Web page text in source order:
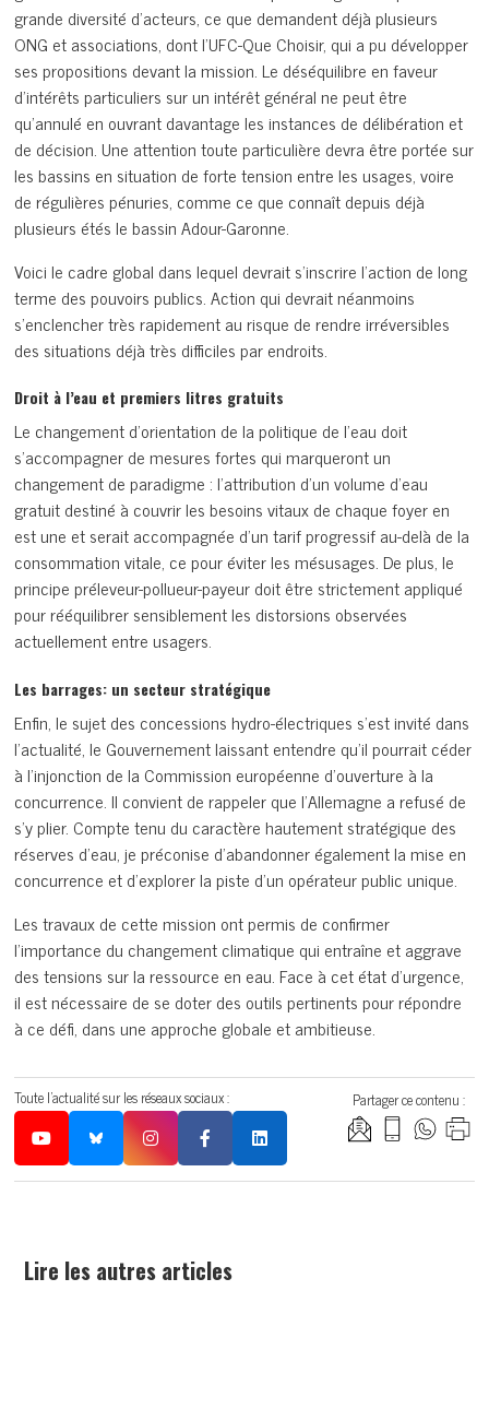
grande diversité d’acteurs, ce que demandent déjà plusieurs
ONG et associations, dont l’UFC-Que Choisir, qui a pu développer
ses propositions devant la mission. Le déséquilibre en faveur
d’intérêts particuliers sur un intérêt général ne peut être
qu’annulé en ouvrant davantage les instances de délibération et
de décision. Une attention toute particulière devra être portée sur
les bassins en situation de forte tension entre les usages, voire
de régulières pénuries, comme ce que connaît depuis déjà
plusieurs étés le bassin Adour-Garonne.
Voici le cadre global dans lequel devrait s’inscrire l’action de long
terme des pouvoirs publics. Action qui devrait néanmoins
s’enclencher très rapidement au risque de rendre irréversibles
des situations déjà très difficiles par endroits.
Droit à l’eau et premiers litres gratuits
Le changement d’orientation de la politique de l’eau doit
s’accompagner de mesures fortes qui marqueront un
changement de paradigme : l’attribution d’un volume d’eau
gratuit destiné à couvrir les besoins vitaux de chaque foyer en
est une et serait accompagnée d’un tarif progressif au-delà de la
consommation vitale, ce pour éviter les mésusages. De plus, le
principe préleveur-pollueur-payeur doit être strictement appliqué
pour rééquilibrer sensiblement les distorsions observées
actuellement entre usagers.
Les barrages: un secteur stratégique
Enfin, le sujet des concessions hydro-électriques s’est invité dans
l’actualité, le Gouvernement laissant entendre qu’il pourrait céder
à l’injonction de la Commission européenne d’ouverture à la
concurrence. Il convient de rappeler que l’Allemagne a refusé de
s’y plier. Compte tenu du caractère hautement stratégique des
réserves d’eau, je préconise d’abandonner également la mise en
concurrence et d’explorer la piste d’un opérateur public unique.
Les travaux de cette mission ont permis de confirmer
l’importance du changement climatique qui entraîne et aggrave
des tensions sur la ressource en eau. Face à cet état d’urgence,
il est nécessaire de se doter des outils pertinents pour répondre
à ce défi, dans une approche globale et ambitieuse.
Partager ce contenu :
Toute l'actualité sur les réseaux sociaux :
Lire les autres articles